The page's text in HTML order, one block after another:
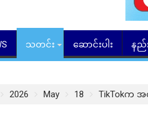
သတင်း ဆောင်းပါး နည်
2026 May 18 TikTokက